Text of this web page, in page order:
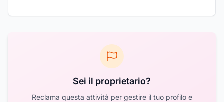
Sei il proprietario?
Reclama questa attività per gestire il tuo profilo e